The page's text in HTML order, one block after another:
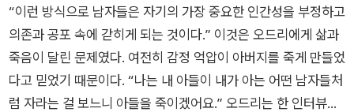
―『생존이라는 약속』
스 클레이턴보다 오드리 로드에 대해 더 많이 알고 있을 터였지
만, 이는 프랜시스의 삶이 오드리 주변에서만 전개되었다는 걸 의
미하지 않는다.
―『생존이라는 약속』
“이런 방식으로 남자들은 자기의 가장 중요한 인간성을 부정하고
의존과 공포 속에 갇히게 되는 것이다.” 이것은 오드리에게 삶과
죽음이 달린 문제였다. 여전히 감정 억압이 아버지를 죽게 만들었
다고 믿었기 때문이다. “나는 내 아들이 내가 아는 어떤 남자들처
럼 자라는 걸 보느니 아들을 죽이겠어요.” 오드리는 한 인터뷰에